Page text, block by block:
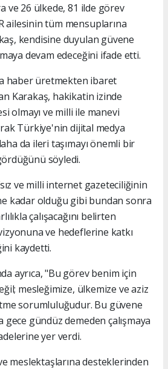
ve 26 ülkede, 81 ilde görev
ailesinin tüm mensuplarına
kendisine duyulan güvene
devam edeceğini ifade etti.
haber üretmekten ibaret
Karakaş, hakikatin izinde
olmayı ve milli ile manevi
Türkiye'nin dijital medya
da ileri taşımayı önemli bir
söyledi.
ve milli internet gazeteciliğinin
kadar olduğu gibi bundan sonra
çalışacağını belirten
ve hedeflerine katkı
kaydetti.
ayrıca, "Bu görev benim için
mesleğimize, ülkemize ve aziz
sorumluluğudur. Bu güvene
gece gündüz demeden çalışmaya
yer verdi.
meslektaşlarına desteklerinden